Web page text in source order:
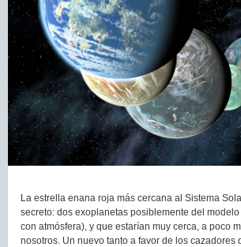
La estrella enana roja más cercana al Sistema
secreto: dos exoplanetas posiblemente del
con atmósfera), y que estarían muy cerca, a poco
nosotros. Un nuevo tanto a favor de los cazadores